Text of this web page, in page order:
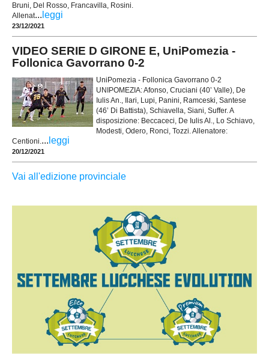
Bruni, Del Rosso, Francavilla, Rosini.
Allenat... leggi
23/12/2021
VIDEO SERIE D GIRONE E, UniPomezia -
Follonica Gavorrano 0-2
UniPomezia - Follonica Gavorrano 0-2
UNIPOMEZIA: Afonso, Cruciani (40’ Valle), De
Iulis An., Ilari, Lupi, Panini, Ramceski, Santese
(46’ Di Battista), Schiavella, Siani, Suffer. A
disposizione: Beccaceci, De Iulis Al., Lo Schiavo,
Modesti, Odero, Ronci, Tozzi. Allenatore:
Centioni.... leggi
20/12/2021
Vai all'edizione provinciale